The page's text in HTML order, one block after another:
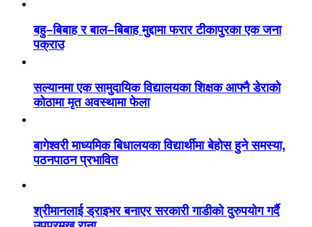
बहु–बिबाह र बाल–बिबाह मुद्दामा फरार टीकापुरका एक जना
पक्राउ
सल्यानमा एक सामुदायिक विद्यालयका शिक्षक आफ्नै डेराको
कोठामा मृत अवस्थामा फेला
बागेश्वरी माध्यमिक बिधालयका विद्यार्थीमा बेहोस हुने समस्या,
पठनपाठन प्रभावित
श्रीमानलाई ड्राइभर बनाएर सरकारी गाडीको दुरुपयोग गर्दै